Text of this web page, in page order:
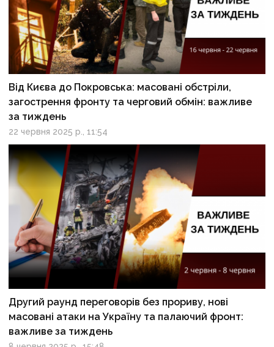
Від Києва до Покровська: масовані обстріли,
загострення фронту та черговий обмін: важливе
за тиждень
22 червня 2025 р., 11:54
Другий раунд переговорів без прориву, нові
масовані атаки на Україну та палаючий фронт:
важливе за тиждень